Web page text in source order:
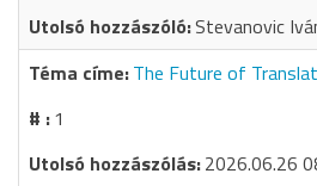
Stevanovic
The Future of
1
2026.06.26